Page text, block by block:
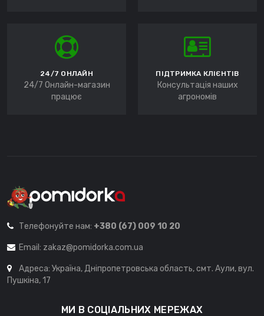
24/7 ОНЛАЙН
24/7 Онлайн-магазин
працює
ПІДТРИМКА КЛІЄНТІВ
Консультація наших
агрономів
Телефонуйте нам: +380 (67) 009 10 20
Email: zakaz@pomidorka.com.ua
Адреса: Україна, Дніпропетровська область, смт. Аули, вул.
Пушкіна, 17
МИ В СОЦІАЛЬНИХ МЕРЕЖАХ